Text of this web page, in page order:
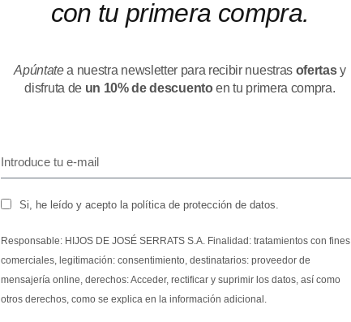
con tu primera compra.
Apúntatea nuestra newsletter para recibir nuestras ofertasy
disfruta de un 10% de descuentoen tu primera compra.
Si, he leído y acepto la política de protección de datos.
Responsable: HIJOS DE JOSÉ SERRATS S.A. Finalidad: tratamientos con fines
comerciales, legitimación: consentimiento, destinatarios: proveedor de
mensajería online, derechos: Acceder, rectificar y suprimir los datos, así como
otros derechos, como se explica en la información adicional.